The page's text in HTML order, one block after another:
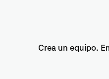
Crea un equipo.